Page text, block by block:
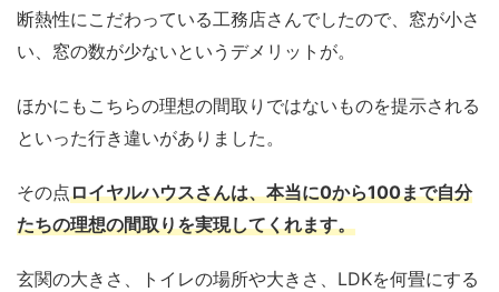
断熱性にこだわっている工務店さんでしたので、窓が小さ
い、窓の数が少ないというデメリットが。
ほかにもこちらの理想の間取りではないものを提示される
といった行き違いがありました。
その点ロイヤルハウスさんは、本当に0から100まで自分
たちの理想の間取りを実現してくれます。
玄関の大きさ、トイレの場所や大きさ、LDKを何畳にする